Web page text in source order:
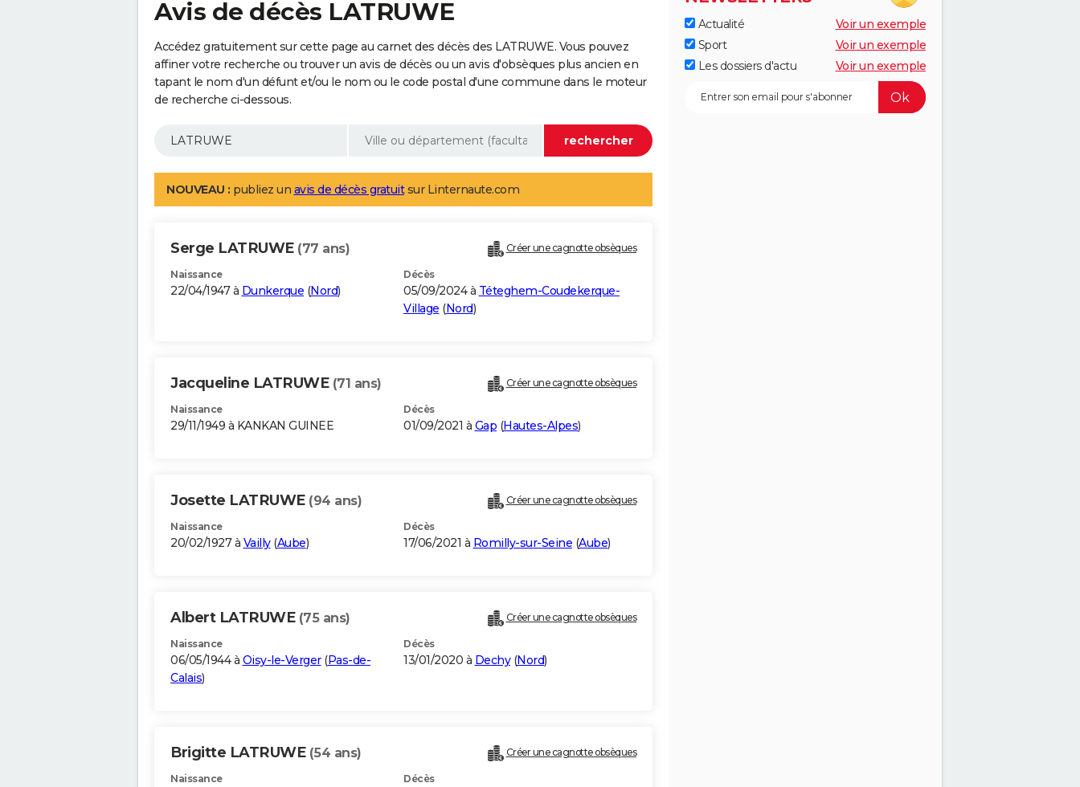
Avis de décès LATRUWE
Accédez gratuitement sur cette page au carnet des décès des LATRUWE. Vous pouvez
affiner votre recherche ou trouver un avis de décès ou un avis d'obsèques plus ancien en
tapant le nom d'un défunt et/ou le nom ou le code postal d'une commune dans le moteur
de recherche ci-dessous.
NOUVEAU : publiez un avis de décès gratuitsur Linternaute.com
Serge LATRUWE (77 ans) Créer une cagnotte obsèques
Naissance
22/04/1947 à Dunkerque (Nord)
Décès
05/09/2024 à Téteghem-Coudekerque-
Village (Nord)
Jacqueline LATRUWE (71 ans) Créer une cagnotte obsèques
Naissance
29/11/1949 à KANKAN GUINEE
Décès
01/09/2021 à Gap (Hautes-Alpes)
Josette LATRUWE (94 ans) Créer une cagnotte obsèques
Naissance
20/02/1927 à Vailly(Aube)
Décès
17/06/2021 à Romilly-sur-Seine (Aube)
Albert LATRUWE (75 ans) Créer une cagnotte obsèques
Naissance
06/05/1944 à Oisy-le-Verger(Pas-de-
Calais)
Décès
13/01/2020 à Dechy(Nord)
Brigitte LATRUWE (54 ans) Créer une cagnotte obsèques
Naissance Décès
Actualité
Voir un exemple
Sport
Voir un exemple
Les dossiers d'actu
Voir un exemple